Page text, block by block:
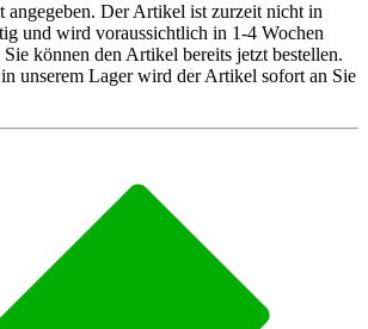
angegeben. Der Artikel ist zurzeit nicht in
und wird voraussichtlich in 1-4 Wochen
können den Artikel bereits jetzt bestellen.
unserem Lager wird der Artikel sofort an Sie